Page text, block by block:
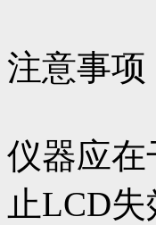
注意事项
仪器应
止LCD